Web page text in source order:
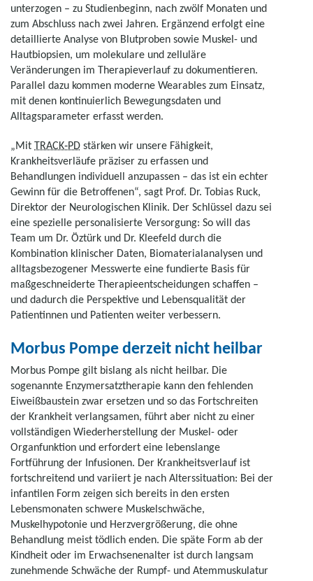
unterzogen – zu Studienbeginn, nach zwölf Monaten und
zum Abschluss nach zwei Jahren. Ergänzend erfolgt eine
detaillierte Analyse von Blutproben sowie Muskel- und
Hautbiopsien, um molekulare und zelluläre
Veränderungen im Therapieverlauf zu dokumentieren.
Parallel dazu kommen moderne Wearables zum Einsatz,
mit denen kontinuierlich Bewegungsdaten und
Alltagsparameter erfasst werden.
„Mit TRACK‑PD stärken wir unsere Fähigkeit,
Krankheitsverläufe präziser zu erfassen und
Behandlungen individuell anzupassen – das ist ein echter
Gewinn für die Betroffenen“, sagt Prof. Dr. Tobias Ruck,
Direktor der Neurologischen Klinik. Der Schlüssel dazu sei
eine spezielle personalisierte Versorgung: So will das
Team um Dr. Öztürk und Dr. Kleefeld durch die
Kombination klinischer Daten, Biomaterialanalysen und
alltagsbezogener Messwerte eine fundierte Basis für
maßgeschneiderte Therapieentscheidungen schaffen –
und dadurch die Perspektive und Lebensqualität der
Patientinnen und Patienten weiter verbessern.
Morbus Pompe derzeit nicht heilbar
Morbus Pompe gilt bislang als nicht heilbar. Die
sogenannte Enzymersatztherapie kann den fehlenden
Eiweißbaustein zwar ersetzen und so das Fortschreiten
der Krankheit verlangsamen, führt aber nicht zu einer
vollständigen Wiederherstellung der Muskel- oder
Organfunktion und erfordert eine lebenslange
Fortführung der Infusionen. Der Krankheitsverlauf ist
fortschreitend und variiert je nach Alterssituation: Bei der
infantilen Form zeigen sich bereits in den ersten
Lebensmonaten schwere Muskelschwäche,
Muskelhypotonie und Herzvergrößerung, die ohne
Behandlung meist tödlich enden. Die späte Form ab der
Kindheit oder im Erwachsenenalter ist durch langsam
zunehmende Schwäche der Rumpf- und Atemmuskulatur